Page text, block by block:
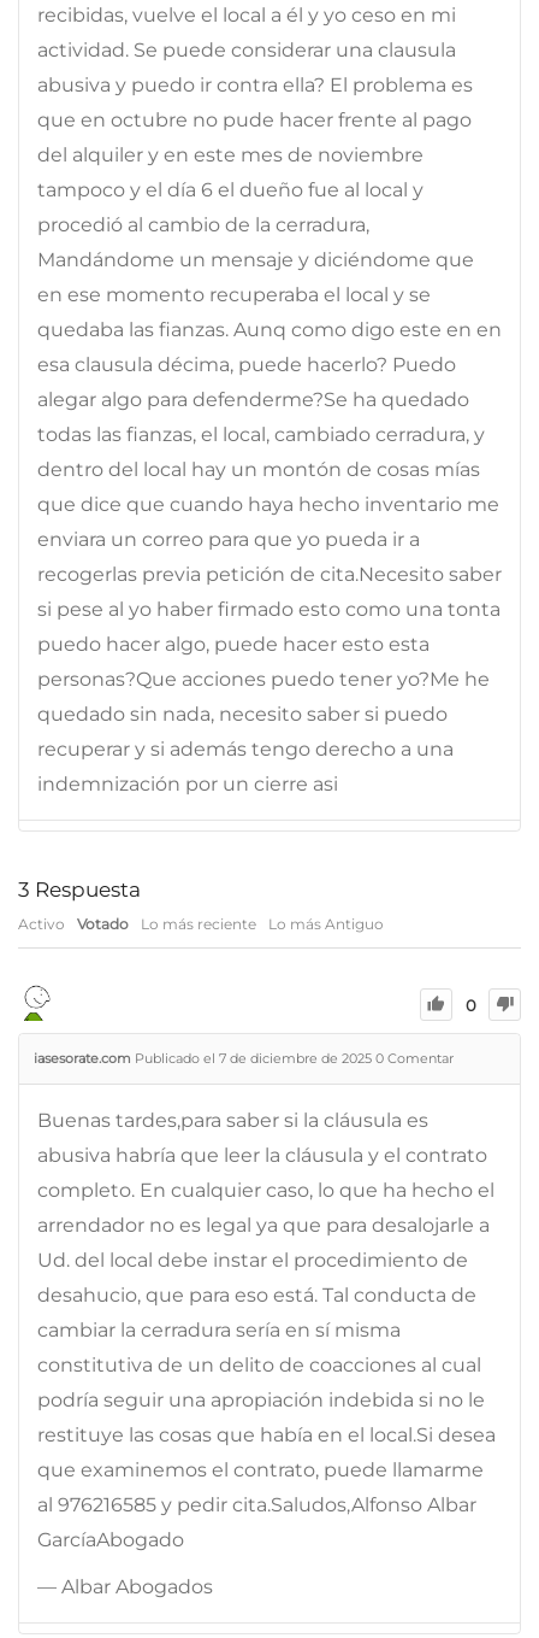
recibidas, vuelve el local a él y yo ceso en mi
actividad. Se puede considerar una clausula
abusiva y puedo ir contra ella? El problema es
que en octubre no pude hacer frente al pago
del alquiler y en este mes de noviembre
tampoco y el día 6 el dueño fue al local y
procedió al cambio de la cerradura,
Mandándome un mensaje y diciéndome que
en ese momento recuperaba el local y se
quedaba las fianzas. Aunq como digo este en en
esa clausula décima, puede hacerlo? Puedo
alegar algo para defenderme?Se ha quedado
todas las fianzas, el local, cambiado cerradura, y
dentro del local hay un montón de cosas mías
que dice que cuando haya hecho inventario me
enviara un correo para que yo pueda ir a
recogerlas previa petición de cita.Necesito saber
si pese al yo haber firmado esto como una tonta
puedo hacer algo, puede hacer esto esta
personas?Que acciones puedo tener yo?Me he
quedado sin nada, necesito saber si puedo
recuperar y si además tengo derecho a una
indemnización por un cierre asi
3 Respuesta
Activo Votado Lo más reciente Lo más Antiguo
0
iasesorate.com Publicado el 7 de diciembre de 2025 0 Comentar
Buenas tardes,para saber si la cláusula es
abusiva habría que leer la cláusula y el contrato
completo. En cualquier caso, lo que ha hecho el
arrendador no es legal ya que para desalojarle a
Ud. del local debe instar el procedimiento de
desahucio, que para eso está. Tal conducta de
cambiar la cerradura sería en sí misma
constitutiva de un delito de coacciones al cual
podría seguir una apropiación indebida si no le
restituye las cosas que había en el local.Si desea
que examinemos el contrato, puede llamarme
al 976216585 y pedir cita.Saludos,Alfonso Albar
GarcíaAbogado
— Albar Abogados